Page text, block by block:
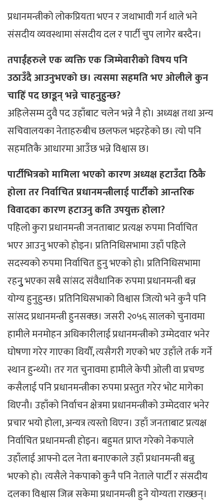
प्रधानमन्त्रीको लोकप्रियता भएन र जथाभावी गर्न थाले भने
संसदीय व्यवस्थामा संसदीय दल र पार्टी चुप लागेर बस्दैन।
तपाईंहरुले एक व्यक्ति एक जिम्मेवारीको विषय पनि
उठाउँदै आउनुभएको छ। त्यसमा सहमति भए ओलीले कुन
चाहिँ पद छाडून् भन्ने चाहनुहुन्छ?
अहिलेसम्म दुवै पद उहाँबाट चलेन भन्ने नै हो। अध्यक्ष तथा अन्य
सचिवालयका नेताहरुबीच छलफल भइरहेको छ। त्यो पनि
सहमतिकै आधारमा आउँछ भन्ने विश्वास छ।
पार्टीभित्रको मामिला भएको कारण अध्यक्ष हटाउँदा ठिकै
होला तर निर्वाचित प्रधानमन्त्रीलाई पार्टीको आन्तरिक
विवादका कारण हटाउनु कति उपयुक्त होला?
पहिलो कुरा प्रधानमन्त्री जनताबाट प्रत्यक्ष रुपमा निर्वाचित
भएर आउनु भएको होइन। प्रतिनिधिसभामा उहाँ पहिले
सदस्यको रुपमा निर्वाचित हुनु भएको हो। प्रतिनिधिसभामा
रहनुु भएका सबै सांसद संवैधानिक रुपमा प्रधानमन्त्री बन्न
योग्य हुनुहुन्छ। प्रतिनिधिसभाको विश्वास जित्यो भने कुनै पनि
सांसद प्रधानमन्त्री हुनसक्छ। जसरी २०५६ सालको चुनावमा
हामीले मनमोहन अधिकारीलाई प्रधानमन्त्रीको उम्मेदवार भनेर
घोषणा गरेर गाएका थियौँ, त्यसैगरी गएको भए उहाँले तर्क गर्ने
स्थान हुन्थ्यो। तर गत चुनावमा हामीले केपी ओली वा प्रचण्ड
कसैलाई पनि प्रधानमन्त्रीका रुपमा प्रस्तुत गरेर भोट मागेका
थिएनौ। उहाँको निर्वाचन क्षेत्रमा प्रधानमन्त्रीको उम्मेदवार भनेर
प्रचार भयो होला, अन्यत्र त्यस्तो थिएन। उहाँ जनताबाट प्रत्यक्ष
निर्वाचित प्रधानमन्त्री होइन। बहुमत प्राप्त गरेको नेकपाले
उहाँलाई आफ्नो दल नेता बनाएकाले उहाँ प्रधानमन्त्री बन्नु
भएको हो। त्यसैले नेकपाको कुनै पनि नेताले पार्टी र संसदीय
दलका विश्वास जित्न सकेमा प्रधानमन्त्री हुने योग्यता राख्छन्।